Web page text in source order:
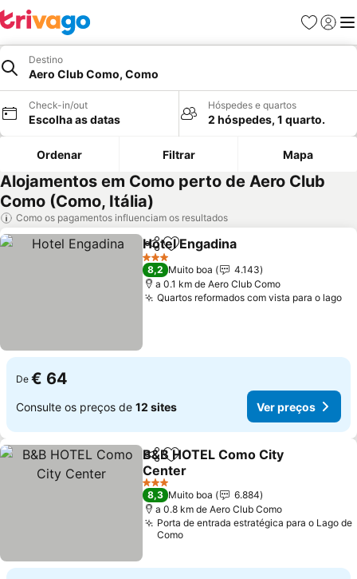
Favoritos
Iniciar
Destino
Aero Club Como, Como
Check-in/out
Escolha as datas
Hóspedes e quartos
2 hóspedes, 1 quarto.
Ordenar Filtrar Mapa
Alojamentos em Como perto de Aero Club
Como (Como, Itália)
Como os pagamentos influenciam os resultados
PartilharAdicionar aos favoritos
Hotel Engadina
3 Estrelas
8,2 Muito boa
4.143
a 0.1 km de Aero Club Como
Quartos reformados com vista para o lago
De € 64
Consulte os preços de 12 sites Ver preços
PartilharAdicionar aos favoritos
B&B HOTEL Como City
Center
Ver preços
3 Estrelas
8,3 Muito boa
6.884
a 0.8 km de Aero Club Como
Porta de entrada estratégica para o Lago de
Como